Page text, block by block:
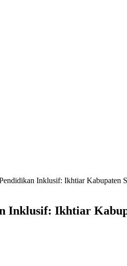
Inklusif: Ikhtiar Kabupaten
Inklusif: Ikhtiar